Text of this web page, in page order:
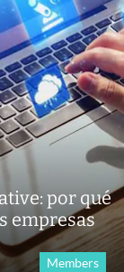
por qué
empresas
Members